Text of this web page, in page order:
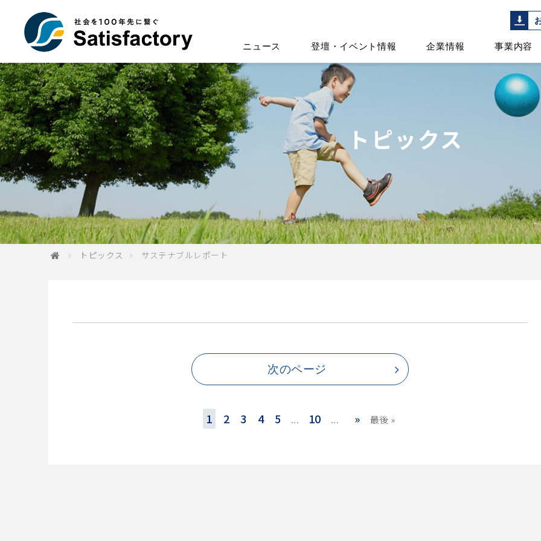
ニュース 登壇・イベント情報 企業情報 事業内容
トピックス
トピックス サステナブルレポート
次のページ
1 2 3 4 5 ... 10 ... » 最後 »